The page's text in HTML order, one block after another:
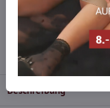
Zögern Sie nicht, uns zu
wieder auf!
Beschreibung